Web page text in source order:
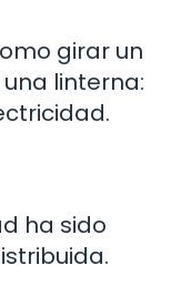
girar un
linterna:
ha sido